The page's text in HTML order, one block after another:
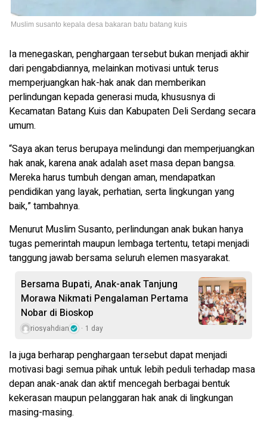
Muslim susanto kepala desa bakaran batu batang kuis
Ia menegaskan, penghargaan tersebut bukan menjadi akhir
dari pengabdiannya, melainkan motivasi untuk terus
memperjuangkan hak-hak anak dan memberikan
perlindungan kepada generasi muda, khususnya di
Kecamatan Batang Kuis dan Kabupaten Deli Serdang secara
umum.
“Saya akan terus berupaya melindungi dan memperjuangkan
hak anak, karena anak adalah aset masa depan bangsa.
Mereka harus tumbuh dengan aman, mendapatkan
pendidikan yang layak, perhatian, serta lingkungan yang
baik,” tambahnya.
Menurut Muslim Susanto, perlindungan anak bukan hanya
tugas pemerintah maupun lembaga tertentu, tetapi menjadi
tanggung jawab bersama seluruh elemen masyarakat.
Bersama Bupati, Anak-anak Tanjung
Morawa Nikmati Pengalaman Pertama
Nobar di Bioskop
riosyahdian 1 day
Ia juga berharap penghargaan tersebut dapat menjadi
motivasi bagi semua pihak untuk lebih peduli terhadap masa
depan anak-anak dan aktif mencegah berbagai bentuk
kekerasan maupun pelanggaran hak anak di lingkungan
masing-masing.